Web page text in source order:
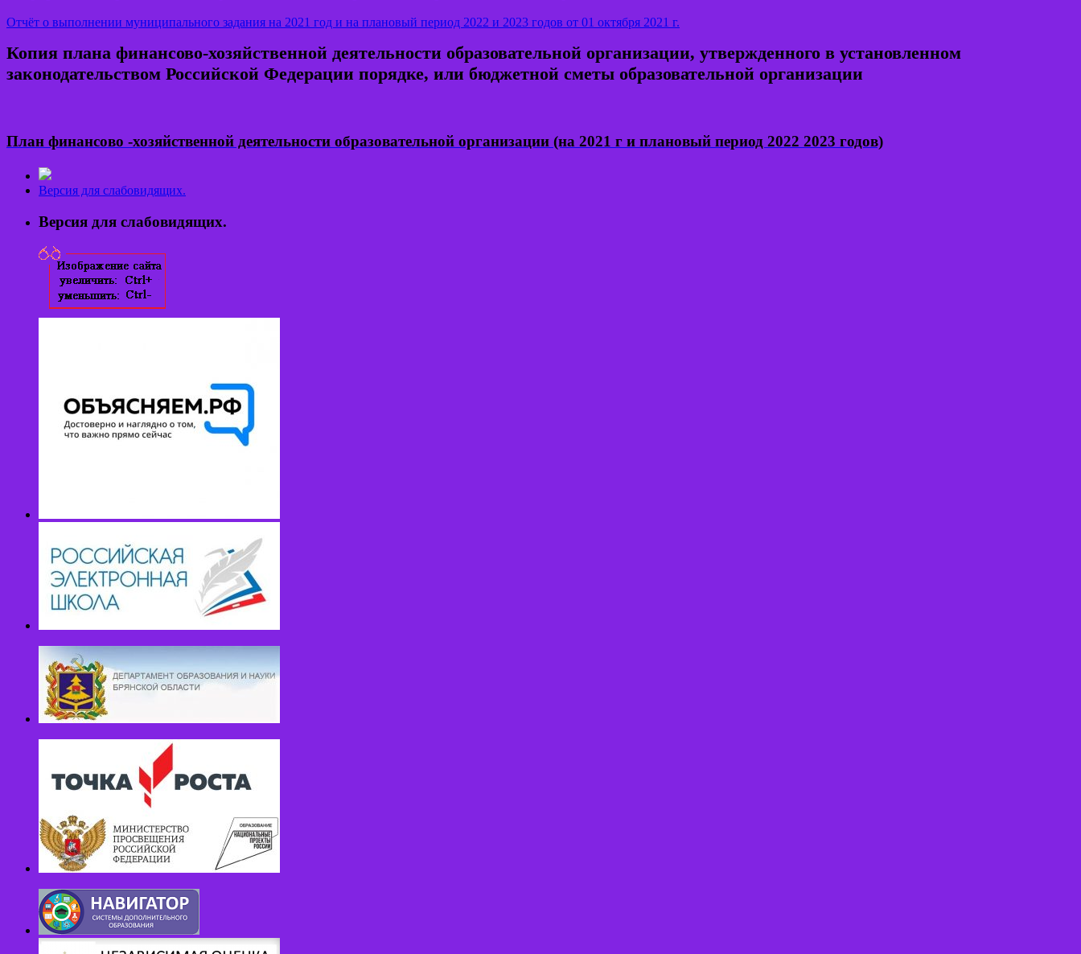
Отчёт о выполнении муниципального задания на 2021 год и на плановый период 2022 и 2023 годов от 01 октября 2021 г.
Копия плана финансово-хозяйственной деятельности образовательной организации, утвержденного в установленном
законодательством Российской Федерации порядке, или бюджетной сметы образовательной организации
План финансово -хозяйственной деятельности образовательной организации (на 2021 г и плановый период 2022 2023 годов)
Версия для слабовидящих.
Версия для слабовидящих.